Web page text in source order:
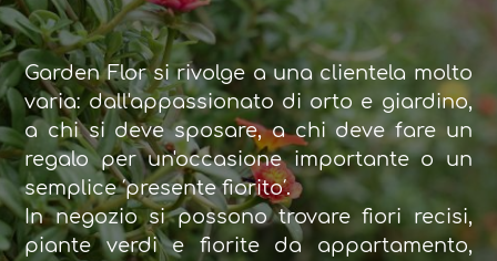
Garden Flor si rivolge a una clientela molto
varia: dall'appassionato di orto e giardino,
a chi si deve sposare, a chi deve fare un
regalo per un'occasione importante o un
semplice ′presente fiorito′.
In negozio si possono trovare fiori recisi,
piante verdi e fiorite da appartamento,